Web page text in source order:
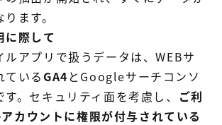
ます。
に際して
ルアプリで扱うデータは、WEBサ
ている GA4 とGoogleサーチコンソ
。セキュリティ面を考慮し、 ご利
カウントに権限が付与されている